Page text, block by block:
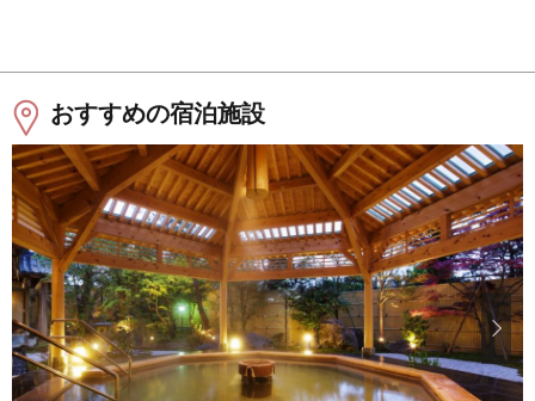
おすすめの宿泊施設